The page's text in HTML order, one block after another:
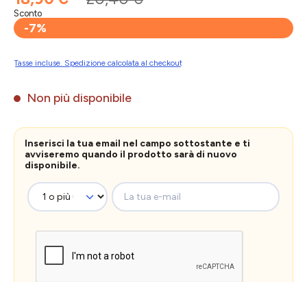
Sconto
-7%
Tasse incluse. Spedizione calcolata al checkout
Non più disponibile
Inserisci la tua email nel campo sottostante e ti
avviseremo quando il prodotto sarà di nuovo
disponibile.
La tua e-mail